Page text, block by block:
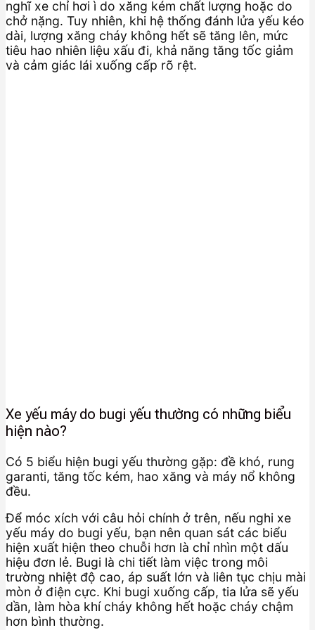
nghĩ xe chỉ hơi ì do xăng kém chất lượng hoặc do
chở nặng. Tuy nhiên, khi hệ thống đánh lửa yếu kéo
dài, lượng xăng cháy không hết sẽ tăng lên, mức
tiêu hao nhiên liệu xấu đi, khả năng tăng tốc giảm
và cảm giác lái xuống cấp rõ rệt.
Xe yếu máy do bugi yếu thường có những biểu
hiện nào?
Có 5 biểu hiện bugi yếu thường gặp: đề khó, rung
garanti, tăng tốc kém, hao xăng và máy nổ không
đều.
Để móc xích với câu hỏi chính ở trên, nếu nghi xe
yếu máy do bugi yếu, bạn nên quan sát các biểu
hiện xuất hiện theo chuỗi hơn là chỉ nhìn một dấu
hiệu đơn lẻ. Bugi là chi tiết làm việc trong môi
trường nhiệt độ cao, áp suất lớn và liên tục chịu mài
mòn ở điện cực. Khi bugi xuống cấp, tia lửa sẽ yếu
dần, làm hòa khí cháy không hết hoặc cháy chậm
hơn bình thường.